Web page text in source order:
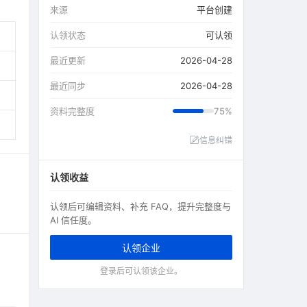
来源 平台创建
认领状态 可认领
最近更新 2026-04-28
最近同步 2026-04-28
资料完整度 75%
信息纠错
认领收益
认领后可编辑资料、补充 FAQ，提升完整度与
AI 信任度。
认领企业
登录后可认领该企业。